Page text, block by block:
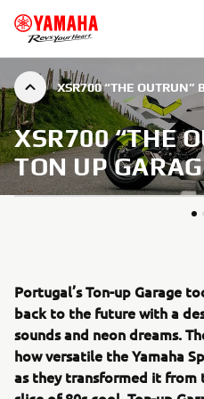
XSR700 “THE OUTRUN”
XSR700 “THE
TON UP
Portugal’s Ton-up Garage
back to the future with a
sounds and neon dreams.
how versatile the Yamaha
as they transformed it from